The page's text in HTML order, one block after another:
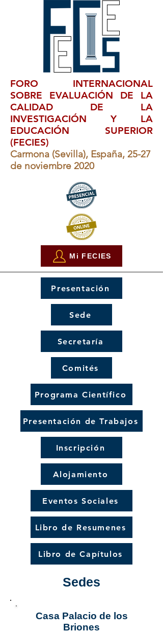
FORO INTERNACIONAL
SOBRE EVALUACIÓN DE LA
CALIDAD DE LA
INVESTIGACIÓN Y LA
EDUCACIÓN SUPERIOR
(FECIES)
Carmona (Sevilla), España, 25-27
de noviembre 2020
Mi FECIES
Presentación
Sede
Secretaría
Comités
Programa Científico
Presentación de Trabajos
Inscripción
Alojamiento
Eventos Sociales
Libro de Resumenes
Libro de Capítulos
Sedes
Casa Palacio de los
Briones